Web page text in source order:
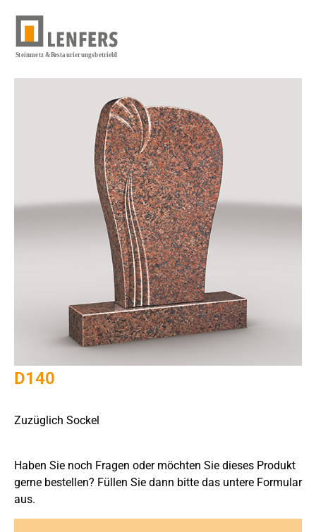
D140
Zuzüglich Sockel
Haben Sie noch Fragen oder möchten Sie dieses Produkt
gerne bestellen? Füllen Sie dann bitte das untere Formular
aus.